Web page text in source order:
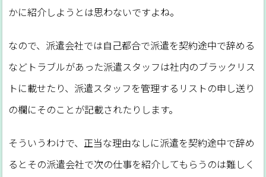
かに紹介しようとは思わないですよね。
なので、派遣会社では自己都合で派遣を契約途中で辞める
などトラブルがあった派遣スタッフは社内のブラックリス
トに載せたり、派遣スタッフを管理するリストの申し送り
の欄にそのことが記載されたりします。
そういうわけで、正当な理由なしに派遣を契約途中で辞め
るとその派遣会社で次の仕事を紹介してもらうのは難しく